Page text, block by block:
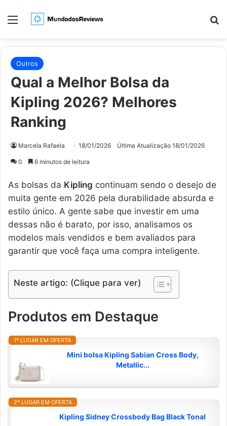
Menu
Outros
Qual a Melhor Bolsa da
Kipling 2026? Melhores
Ranking
Marcela Rafaela 18/01/2026 Última Atualização 18/01/2026
0 6 minutos de leitura
As bolsas da Kipling continuam sendo o desejo de
muita gente em 2026 pela durabilidade absurda e
estilo único. A gente sabe que investir em uma
dessas não é barato, por isso, analisamos os
modelos mais vendidos e bem avaliados para
garantir que você faça uma compra inteligente.
Neste artigo: (Clique para ver)
Produtos em Destaque
1º LUGAR EM OFERTA
Mini bolsa Kipling Sabian Cross Body,
Metallic...
2º LUGAR EM OFERTA
Kipling Sidney Crossbody Bag Black Tonal